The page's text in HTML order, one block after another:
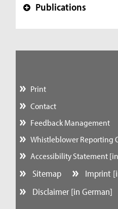
+ Publications
Print
Contact
Feedback Management
Whistleblower Reporting
Accessibility Statement
Sitemap
Imprint
Disclaimer [in German]